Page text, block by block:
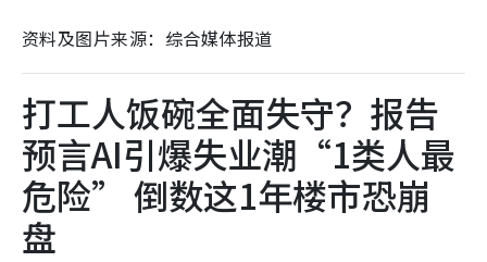
资料及图片来源：综合媒体报道
打工人饭碗全面失守？报告
预言AI引爆失业潮“1类人最
危险” 倒数这1年楼市恐崩
盘